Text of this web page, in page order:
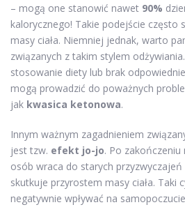
– mogą one stanowić nawet 90%
kalorycznego! Takie podejście często
masy ciała. Niemniej jednak, warto
związanych z takim stylem
stosowanie diety lub brak
mogą prowadzić do poważnych
jak kwasica ketonowa.
Innym ważnym zagadnieniem
jest tzw. efekt jo-jo. Po
osób wraca do starych
skutkuje przyrostem masy ciała. Taki
negatywnie wpływać na